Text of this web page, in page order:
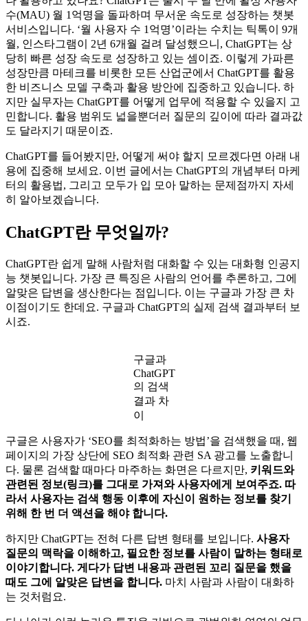
끊임없이 들려오는 우려의 목소리
그럼에도 불구하고 새로운 트렌드로 자리 잡은 ChatGPT
IT 업계 종사자라면 한 번쯤 들어봤을 ChatGPT, 실무에서 얼마
나 활용하고 있나요? ChatGPT는 출시 두 달 만에 활성 사용자
수(MAU) 월 1억명을 돌파하며 무서운 속도로 성장하는 챗봇
서비스입니다. ‘월 사용자 수 1억명’이라는 수치는 틱톡이 9개
월, 인스타그램이 2년 6개월 걸려 달성했으니, ChatGPT는 상
당히 빠른 성장 속도로 성장하고 있는 셈이죠. 이렇게 가파른
한 비즈니스 모델 구축과 활용 방안에 집중하고 있습니다. 하
지만 실무자는 ChatGPT를 어떻게 업무에 적용할 수 있을지 고
민합니다. 활용 범위도 넓을뿐더러 질문의 깊이에 따라 결과값
도 달라지기 때문이죠.
ChatGPT를 들어봤지만, 어떻게 써야 할지 모르겠다면 아래 내
용에 집중해 보세요. 이번 글에서는 ChatGPT의 개념부터 마케
터의 활용법, 그리고 모두가 입 모아 말하는 문제점까지 자세
히 알아보겠습니다.
ChatGPT란 무엇일까?
알맞은 답변을 생산한다는 점입니다. 이는 구글과 가장 큰 차
이점이기도 한데요. 구글과 ChatGPT의 실제 검색 결과부터 보
ChatGPT
의 검색
결과 차
이
구글은 사용자가 ‘SEO를 최적화하는 방법’을 검색했을 때, 웹
다. 물론 검색할 때마다 마주하는 화면은 다르지만,키워드와
관련된 정보(링크)를 그대로 가져와 사용자에게 보여주죠. 따
라서 사용자는 검색 행동 이후에 자신이 원하는 정보를 찾기
위해 한 번 더 액션을 해야 합니다.